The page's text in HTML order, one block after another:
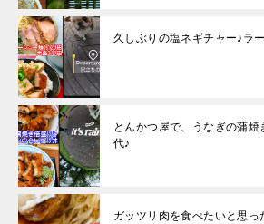
久しぶりの塩ネギチャー♪ラ
とんかつ屋で、うなぎの蒲
代♪
ガッツリ肉を食べたいと思